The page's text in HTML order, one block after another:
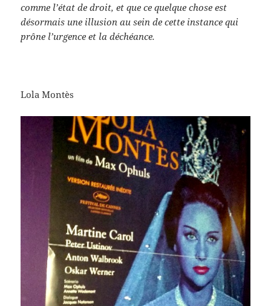
comme l’état de droit, et que ce quelque chose est
désormais une illusion au sein de cette instance qui
prône l’urgence et la déchéance.
Lola Montès